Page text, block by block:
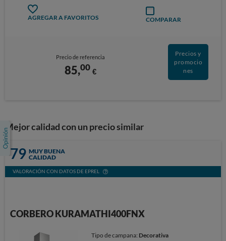
AGREGAR A FAVORITOS COMPARAR
Precio de referencia
85,00 €
Precios y
promocio
nes
Mejor calidad con un precio similar
79 MUY BUENA
CALIDAD
VALORACIÓN CON DATOS DE EPREL
CORBERO KURAMATHI400FNX
Tipo de campana: Decorativa